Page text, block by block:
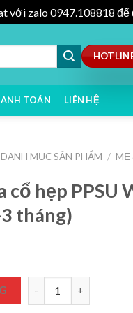
với zalo 0947.108818
TOÁN LIÊN HỆ
DANH MỤC SẢN PHẨM / MẸ
cổ hẹp PPSU
tháng)